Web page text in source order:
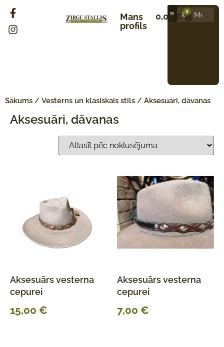
Mans
profils
0,00 € 0
Sākums / Vesterns un klasiskais stils / Aksesuāri, dāvanas
Aksesuāri, dāvanas
Aksesuārs vesterna
cepurei
15,00 €
Aksesuārs vesterna
cepurei
7,00 €